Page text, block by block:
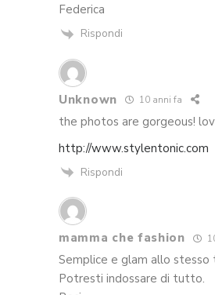
Federica
Rispondi
Unknown 10 anni fa
the photos are gorgeous!
http://www.stylentonic.com
Rispondi
mamma che fashion
Semplice e glam allo stesso
Potresti indossare di tutto.